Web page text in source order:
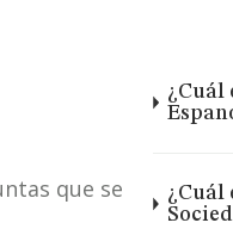
que se
¿Cuál
¿Cuál